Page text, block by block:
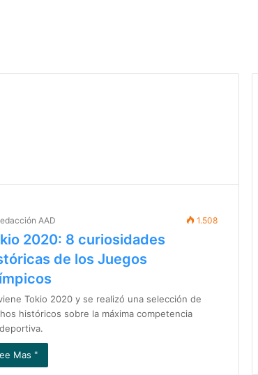
AAD 1.508
2020: 8 curiosidades
de los Juegos
Tokio 2020 y se realizó una selección de
históricos sobre la máxima competencia
Mas "